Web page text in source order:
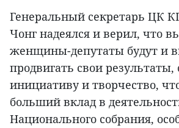
Генеральный секретарь ЦК
Чонг надеялся и верил, что
женщины-депутаты будут и
продвигать свои результаты,
инициативу и творчество,
больший вклад в
Национального собрания,